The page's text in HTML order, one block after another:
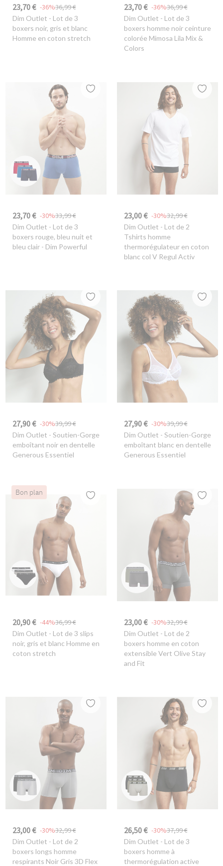
23,70 € 36,99 €
-36%
Dim Outlet - Lot de 3
boxers noir, gris et blanc
Homme en coton stretch
23,70 € 36,99 €
-36%
Dim Outlet - Lot de 3
boxers homme noir ceinture
colorée Mimosa Lila Mix &
Colors
23,70 € 33,99 €
-30%
Dim Outlet - Lot de 3
boxers rouge, bleu nuit et
bleu clair - Dim Powerful
23,00 € 32,99 €
-30%
Dim Outlet - Lot de 2
Tshirts homme
thermorégulateur en coton
blanc col V Regul Activ
27,90 € 39,99 €
-30%
Dim Outlet - Soutien-Gorge
emboîtant noir en dentelle
Generous Essentiel
27,90 € 39,99 €
-30%
Dim Outlet - Soutien-Gorge
emboîtant blanc en dentelle
Generous Essentiel
Bon plan
20,90 € 36,99 €
-44%
Dim Outlet - Lot de 3 slips
noir, gris et blanc Homme en
coton stretch
23,00 € 32,99 €
-30%
Dim Outlet - Lot de 2
boxers homme en coton
extensible Vert Olive Stay
and Fit
23,00 € 32,99 €
-30%
Dim Outlet - Lot de 2
boxers longs homme
respirants Noir Gris 3D Flex
26,50 € 37,99 €
-30%
Dim Outlet - Lot de 3
boxers homme à
thermorégulation active